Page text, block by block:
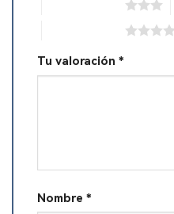
Tu valoración *
Nombre *